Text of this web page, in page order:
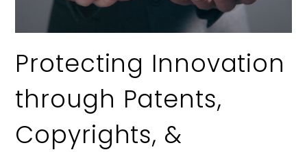
Protecting Innovation
through Patents,
Copyrights, &